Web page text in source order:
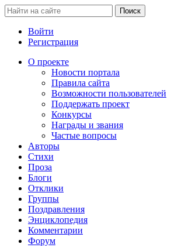
Войти
Регистрация
О проекте
Новости портала
Правила сайта
Возможности пользователей
Поддержать проект
Конкурсы
Награды и звания
Частые вопросы
Авторы
Стихи
Проза
Блоги
Отклики
Группы
Поздравления
Энциклопедия
Комментарии
Форум